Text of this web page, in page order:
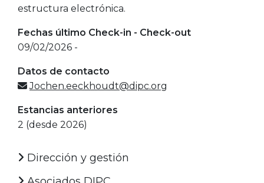
estructura electrónica.
Fechas último Check-in - Check-out
09/02/2026 -
Datos de contacto
Jochen.eeckhoudt@dipc.org
Estancias anteriores
2 (desde 2026)
Dirección y gestión